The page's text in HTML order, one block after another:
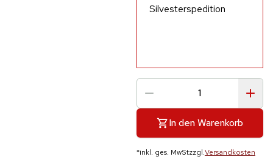
Silvesterspedition
In den Warenkorb
*inkl. ges. MwStzzgl.Versandkosten